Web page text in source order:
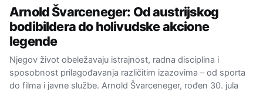
Arnold Švarceneger: Od austrijskog
bodibildera do holivudske akcione
legende
Njegov život obeležavaju istrajnost, radna disciplina i
sposobnost prilagođavanja različitim izazovima – od sporta
do filma i javne službe. Arnold Švarceneger, rođen 30. jula